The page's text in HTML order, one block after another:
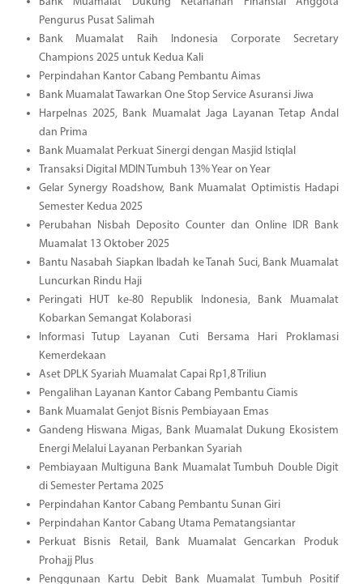
Pengurus Pusat Salimah
Bank Muamalat Raih Indonesia Corporate Secretary
Champions 2025 untuk Kedua Kali
Perpindahan Kantor Cabang Pembantu Aimas
Bank Muamalat Tawarkan One Stop Service Asuransi Jiwa
Harpelnas 2025, Bank Muamalat Jaga Layanan Tetap Andal
dan Prima
Bank Muamalat Perkuat Sinergi dengan Masjid Istiqlal
Transaksi Digital MDIN Tumbuh 13% Year on Year
Gelar Synergy Roadshow, Bank Muamalat Optimistis Hadapi
Semester Kedua 2025
Perubahan Nisbah Deposito Counter dan Online IDR Bank
Muamalat 13 Oktober 2025
Bantu Nasabah Siapkan Ibadah ke Tanah Suci, Bank Muamalat
Luncurkan Rindu Haji
Peringati HUT ke-80 Republik Indonesia, Bank Muamalat
Kobarkan Semangat Kolaborasi
Informasi Tutup Layanan Cuti Bersama Hari Proklamasi
Kemerdekaan
Aset DPLK Syariah Muamalat Capai Rp1,8 Triliun
Pengalihan Layanan Kantor Cabang Pembantu Ciamis
Bank Muamalat Genjot Bisnis Pembiayaan Emas
Gandeng Hiswana Migas, Bank Muamalat Dukung Ekosistem
Energi Melalui Layanan Perbankan Syariah
Pembiayaan Multiguna Bank Muamalat Tumbuh Double Digit
di Semester Pertama 2025
Perpindahan Kantor Cabang Pembantu Sunan Giri
Perpindahan Kantor Cabang Utama Pematangsiantar
Perkuat Bisnis Retail, Bank Muamalat Gencarkan Produk
Prohajj Plus
Penggunaan Kartu Debit Bank Muamalat Tumbuh Positif